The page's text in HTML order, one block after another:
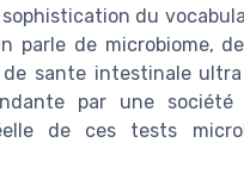
du
parle de microbiome,
sante intestinale
par une
de ces tests